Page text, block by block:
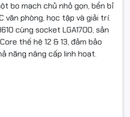
bo mạch chủ nhỏ gọn, bền bỉ
văn phòng, học tập và giải trí.
cùng socket LGA1700, sản
thế hệ 12 & 13, đảm bảo
năng nâng cấp linh hoạt.